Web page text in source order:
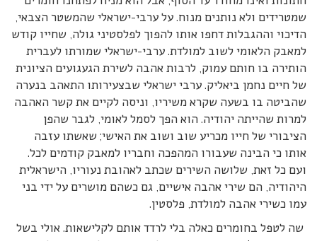
שמטרידים ולא נותנים מנוח. על ערבי-ישראלי שהמשטר הצבאי,
הדיכוי וההגבלות דחפו אותו להפוך לפלסטיני גולה, שחייו קודש
למאבק הלאומי לשוב למולדת. ערבי-ישראלי שמורתו לעברית
הותירה בו חותם עמוק, לרבות אהבה לשירת הגעגועים הציונית
של חיים נחמן ביאליק. ערבי ישראלי שבצעירותו התאהב בנערה
שהביטה בו בשעה שקרא משיריו, וניסה לקיים את קשר האהבה
למרות שהייתה יהודיה. הוא הפך לסמל לאומי, לגבר שהפן
הציבורי של חייו מכריע שוב ושוב את האישי; שאשתו עזבה
אותו כי הבינה שעבורו המהפכה וחבריו למאבק קודמים לכל.
ועם כל זאת, שלושה השירים שכתב לאהובת נעוריו, הישראלית
היהודיה, הם שירי אהבה אישיים, גם כשהם מושרים על ידי בני
עמו כשירי אהבה למולדת, פלסטין.
שה לטפל בחומרים כאלה בלי לרדד אותם לקלישאות. אולי בשל